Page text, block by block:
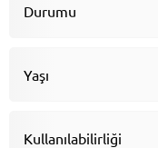
Durumu
Yaşı
Kullanılabilirliği